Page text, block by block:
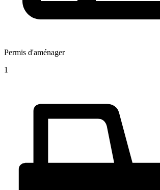
Permis d'aménager
1